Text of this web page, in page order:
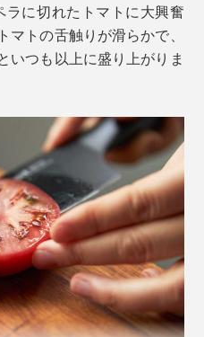
」と「ホーニングロッド」
ィションナイフの硬さ
られた、粒度1000グリッ
ー。使い方は驚くほど手軽
やプロダクションパート
ラに切れたトマトに大興奮
トの舌触りが滑らかで、
いつも以上に盛り上がりま